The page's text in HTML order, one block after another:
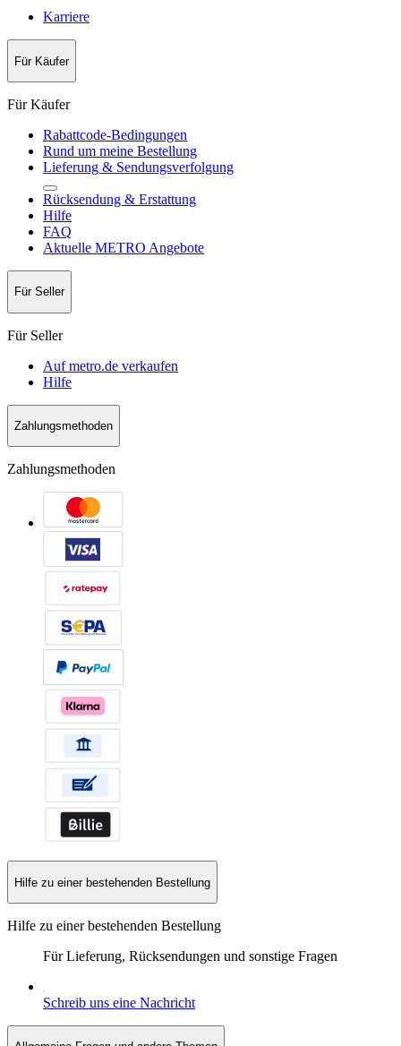
Karriere
Für Käufer
Für Käufer
Rabattcode-Bedingungen
Rund um meine Bestellung
Lieferung & Sendungsverfolgung
Rücksendung & Erstattung
Hilfe
FAQ
Aktuelle METRO Angebote
Für Seller
Für Seller
Auf metro.de verkaufen
Hilfe
Zahlungsmethoden
Zahlungsmethoden
Hilfe zu einer bestehenden Bestellung
Hilfe zu einer bestehenden Bestellung
Für Lieferung, Rücksendungen und sonstige Fragen
Schreib uns eine Nachricht